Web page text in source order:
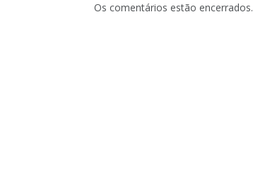
Os comentários estão encerrados.